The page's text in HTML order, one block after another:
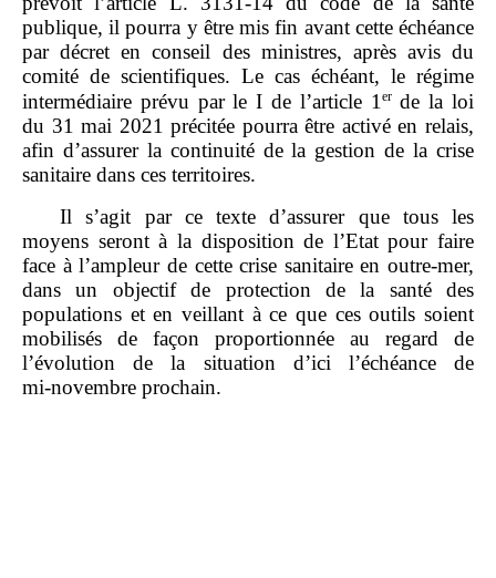
publique, il pourra y être mis fin avant cette échéance
par décret en conseil des ministres, après avis du
comité de scientifiques. Le cas échéant, le régime
intermédiaire prévu par le I de l’article 1 erde la loi
du 31 mai 2021 précitée pourra être activé en relais,
afin d’assurer la continuité de la gestion de la crise
sanitaire dans ces territoires.
Il s’agit par ce texte d’assurer que tous les
moyens seront à la disposition de l’Etat pour faire
face à l’ampleur de cette crise sanitaire en outre‑mer,
dans un objectif de protection de la santé des
populations et en veillant à ce que ces outils soient
mobilisés de façon proportionnée au regard de
l’évolution de la situation d’ici l’échéance de
mi‑novembre prochain.